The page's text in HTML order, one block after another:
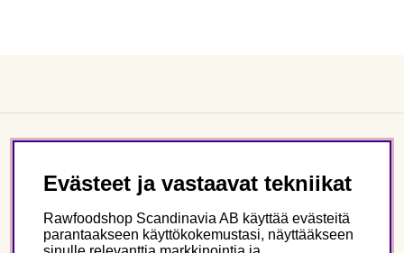
Asiakaspalvelu
Evästeet ja vastaavat tekniikat
Rawfoodshop Scandinavia AB käyttää evästeitä
parantaakseen käyttökokemustasi, näyttääkseen